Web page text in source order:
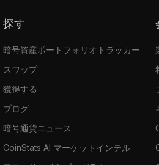
探す
暗号資産ポートフォリオトラッカー
スワップ
獲得する
ブログ
暗号通貨ニュース
CoinStats AI マーケットインテル